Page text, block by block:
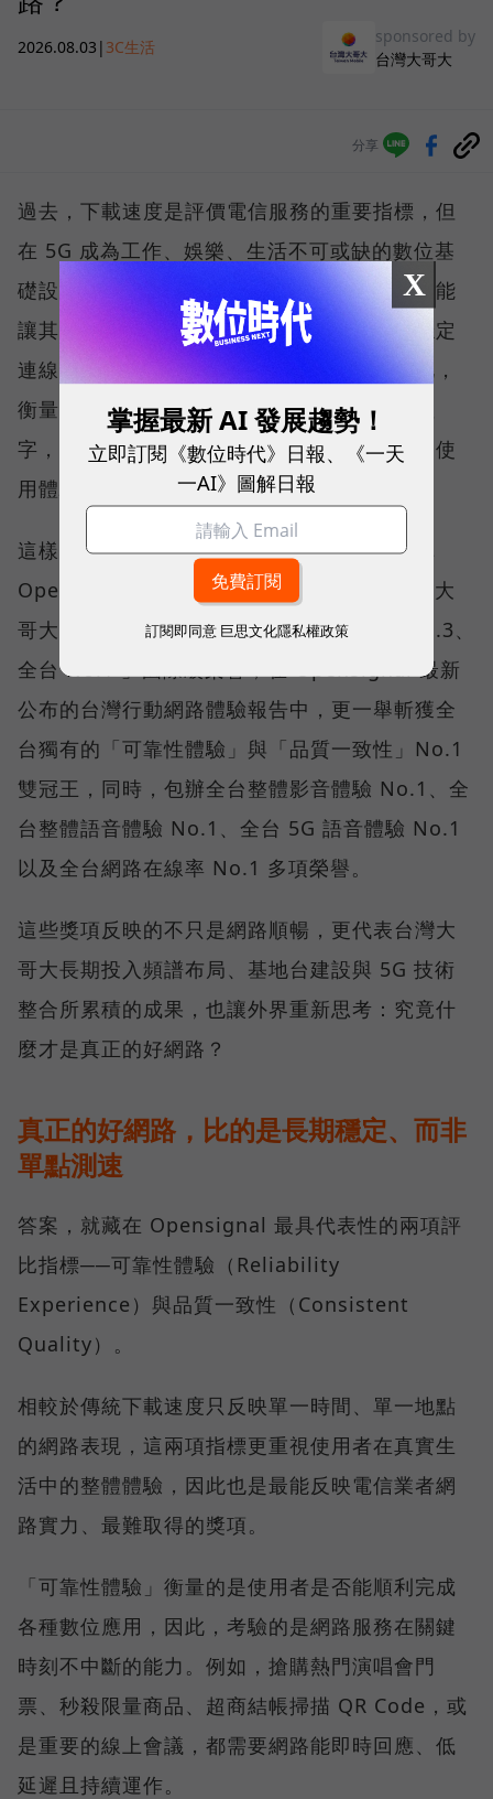
2026.08.03 | 3C生活
sponsored by
台灣大哥大
分享
過去，下載速度是評價電信服務的重要指標，但
在 5G 成為工作、娛樂、生活不可或缺的數位基
礎設施後，消費者發現，再快的網速，如果不能
讓其在人潮聚集、高速移動或室內空間維持穩定
連線，即無法轉換成好的使用體驗，也因如此，
衡量「好網路」的標準，也逐漸從追求測速數
字，轉向任何時間、任何地點都能穩定連線的使
用體驗。
這樣的轉變，也反映在國際權威網路分析機構
Opensignal 公布的評比結果。今年初，台灣大
哥大不僅率先奪下「 4G／5G 在線率全球 No.3、
全台 No.1 」國際級榮譽，在 Opensignal 最新
公布的台灣行動網路體驗報告中，更一舉斬獲全
台獨有的「可靠性體驗」與「品質一致性」No.1
雙冠王，同時，包辦全台整體影音體驗 No.1、全
台整體語音體驗 No.1、全台 5G 語音體驗 No.1
以及全台網路在線率 No.1 多項榮譽。
這些獎項反映的不只是網路順暢，更代表台灣大
哥大長期投入頻譜布局、基地台建設與 5G 技術
整合所累積的成果，也讓外界重新思考：究竟什
麼才是真正的好網路？
真正的好網路，比的是長期穩定、而非
單點測速
答案，就藏在 Opensignal 最具代表性的兩項評
比指標──可靠性體驗（Reliability
Experience）與品質一致性（Consistent
Quality）。
相較於傳統下載速度只反映單一時間、單一地點
的網路表現，這兩項指標更重視使用者在真實生
活中的整體體驗，因此也是最能反映電信業者網
路實力、最難取得的獎項。
「可靠性體驗」衡量的是使用者是否能順利完成
各種數位應用，因此，考驗的是網路服務在關鍵
時刻不中斷的能力。例如，搶購熱門演唱會門
票、秒殺限量商品、超商結帳掃描 QR Code，或
是重要的線上會議，都需要網路能即時回應、低
延遲且持續運作。
X
掌握最新 AI 發展趨勢！
立即訂閱《數位時代》日報、《一天
一AI》圖解日報
訂閱即同意 巨思文化隱私權政策